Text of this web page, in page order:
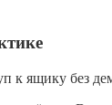
к ящику без